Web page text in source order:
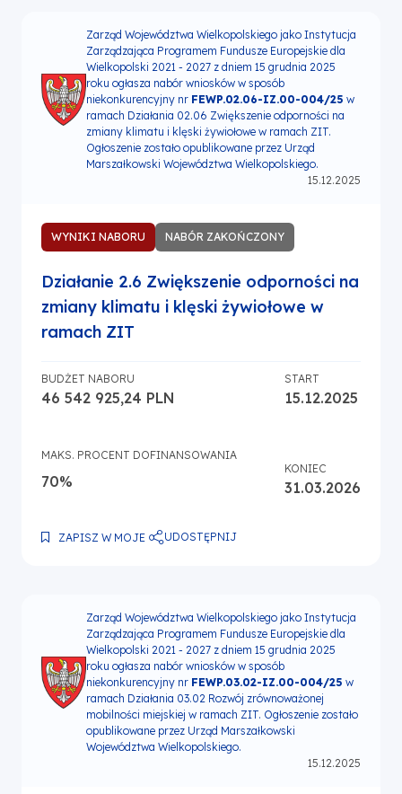
Zarząd Województwa Wielkopolskiego jako Instytucja
Zarządzająca Programem Fundusze Europejskie dla
Wielkopolski 2021 - 2027 z dniem 15 grudnia 2025
roku ogłasza nabór wniosków w sposób
niekonkurencyjny nr FEWP.02.06-IZ.00-004/25 w
ramach Działania 02.06 Zwiększenie odporności na
zmiany klimatu i klęski żywiołowe w ramach ZIT.
Ogłoszenie zostało opublikowane przez Urząd
Marszałkowski Województwa Wielkopolskiego.
15.12.2025
WYNIKI NABORU NABÓR ZAKOŃCZONY
Działanie 2.6 Zwiększenie odporności na
zmiany klimatu i klęski żywiołowe w
ramach ZIT
BUDŻET NABORU
46 542 925,24 PLN
MAKS. PROCENT DOFINANSOWANIA
70%
START
15.12.2025
KONIEC
31.03.2026
ZAPISZ W MOJE UDOSTĘPNIJ
Zarząd Województwa Wielkopolskiego jako Instytucja
Zarządzająca Programem Fundusze Europejskie dla
Wielkopolski 2021 - 2027 z dniem 15 grudnia 2025
roku ogłasza nabór wniosków w sposób
niekonkurencyjny nr FEWP.03.02-IZ.00-004/25 w
ramach Działania 03.02 Rozwój zrównoważonej
mobilności miejskiej w ramach ZIT. Ogłoszenie zostało
opublikowane przez Urząd Marszałkowski
Województwa Wielkopolskiego.
15.12.2025